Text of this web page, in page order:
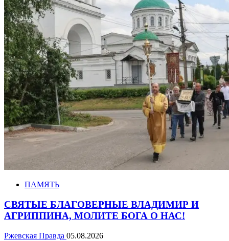
ПАМЯТЬ
СВЯТЫЕ БЛАГОВЕРНЫЕ ВЛАДИМИР И
АГРИППИНА, МОЛИТЕ БОГА О НАС!
Ржевская Правда 05.08.2026